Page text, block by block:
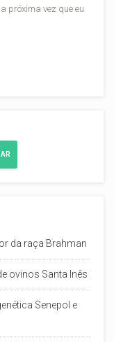
próxima vez que eu
da raça Brahman
ovinos Santa Inês
Senepol e